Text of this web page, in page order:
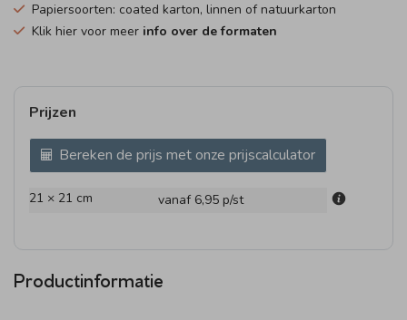
Papiersoorten: coated karton, linnen of natuurkarton
Klik hier voor meer info over de formaten
Prijzen
Bereken de prijs met onze prijscalculator
21 × 21 cm vanaf 6,95 p/st
Productinformatie